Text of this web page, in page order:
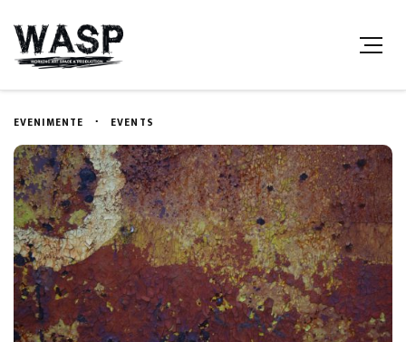
EVENIMENTE EVENTS